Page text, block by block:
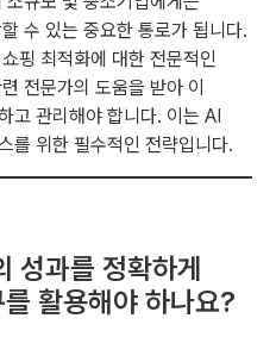
수 있는 중요한 통로가 됩니다.
핑 최적화에 대한 전문적인
전문가의 도움을 받아 이
고 관리해야 합니다. 이는 AI
를 위한 필수적인 전략입니다.
성과를 정확하게
활용해야 하나요?